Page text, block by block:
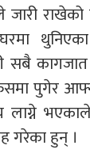
राखेको
सबै
पुगेर
लाग्ने
गरेका हुन् ।